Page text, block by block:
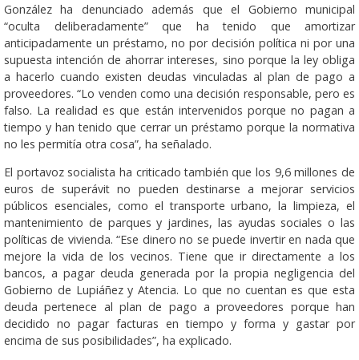
González ha denunciado además que el Gobierno municipal
“oculta deliberadamente” que ha tenido que amortizar
anticipadamente un préstamo, no por decisión política ni por una
supuesta intención de ahorrar intereses, sino porque la ley obliga
a hacerlo cuando existen deudas vinculadas al plan de pago a
proveedores. “Lo venden como una decisión responsable, pero es
falso. La realidad es que están intervenidos porque no pagan a
tiempo y han tenido que cerrar un préstamo porque la normativa
no les permitía otra cosa”, ha señalado.
El portavoz socialista ha criticado también que los 9,6 millones de
euros de superávit no pueden destinarse a mejorar servicios
públicos esenciales, como el transporte urbano, la limpieza, el
mantenimiento de parques y jardines, las ayudas sociales o las
políticas de vivienda. “Ese dinero no se puede invertir en nada que
mejore la vida de los vecinos. Tiene que ir directamente a los
bancos, a pagar deuda generada por la propia negligencia del
Gobierno de Lupiáñez y Atencia. Lo que no cuentan es que esta
deuda pertenece al plan de pago a proveedores porque han
decidido no pagar facturas en tiempo y forma y gastar por
encima de sus posibilidades”, ha explicado.